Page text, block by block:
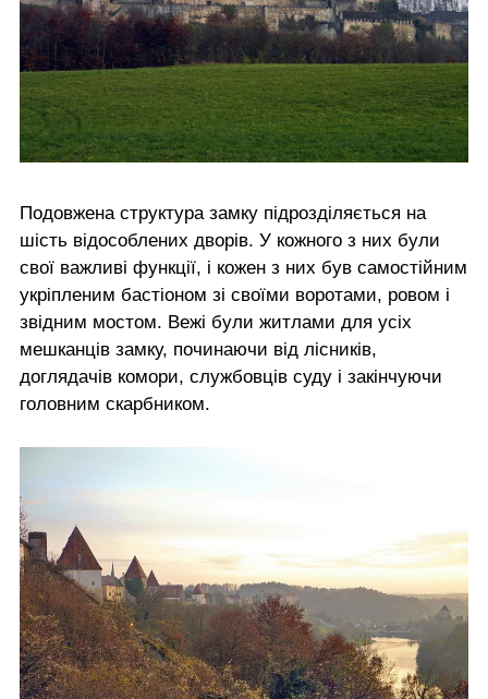
Подовжена структура замку підрозділяється на
шість відособлених дворів. У кожного з них були
свої важливі функції, і кожен з них був самостійним
укріпленим бастіоном зі своїми воротами, ровом і
звідним мостом. Вежі були житлами для усіх
мешканців замку, починаючи від лісників,
доглядачів комори, службовців суду і закінчуючи
головним скарбником.